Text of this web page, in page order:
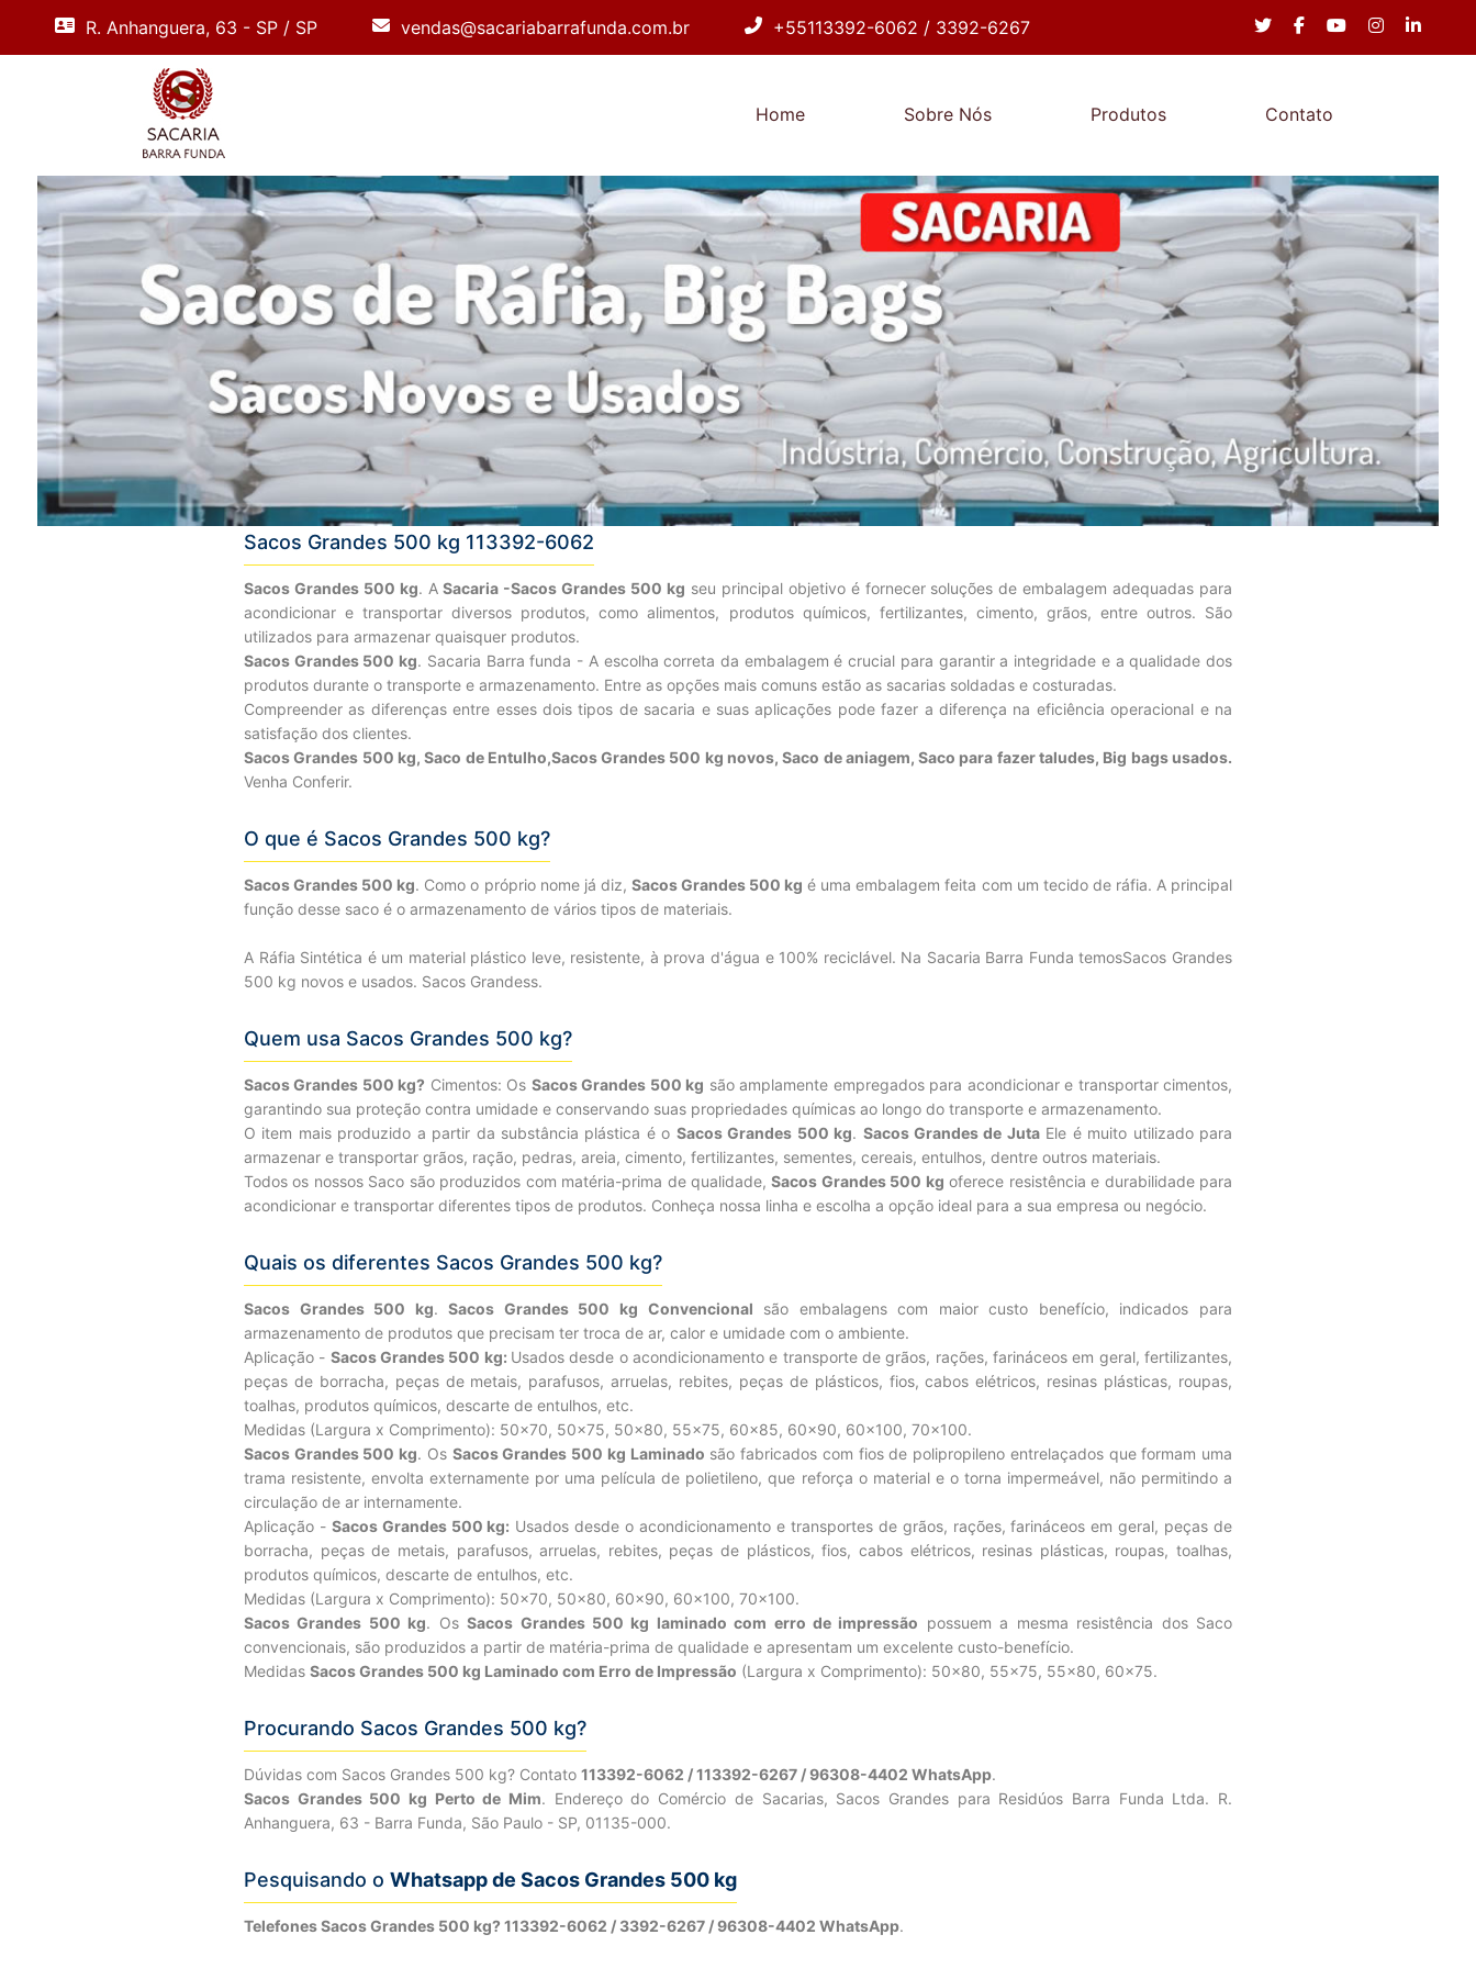
R. Anhanguera, 63 - SP / SP vendas@sacariabarrafunda.com.br +55113392-6062 / 3392-6267
Home Sobre Nós Produtos Contato
Sacos Grandes 500 kg 113392-6062
Sacos Grandes 500 kg. ASacaria -Sacos Grandes 500 kg seu principal objetivo é fornecer soluções de embalagem adequadas para
acondicionar e transportar diversos produtos, como alimentos, produtos químicos, fertilizantes, cimento, grãos, entre outros. São
utilizados para armazenar quaisquer produtos.
Sacos Grandes 500 kg. Sacaria Barra funda - A escolha correta da embalagem é crucial para garantir a integridade e a qualidade dos
produtos durante o transporte e armazenamento. Entre as opções mais comuns estão as sacarias soldadas e costuradas.
Compreender as diferenças entre esses dois tipos de sacaria e suas aplicações pode fazer a diferença na eficiência operacional e na
satisfação dos clientes.
Sacos Grandes 500 kg, Saco de Entulho,Sacos Grandes 500 kg novos, Saco de aniagem, Saco para fazer taludes, Big bags usados.
Venha Conferir.
O que é Sacos Grandes 500 kg?
Sacos Grandes 500 kg. Como o próprio nome já diz, Sacos Grandes 500 kg é uma embalagem feita com um tecido de ráfia. A principal
função desse saco é o armazenamento de vários tipos de materiais.
A Ráfia Sintética é um material plástico leve, resistente, à prova d'água e 100% reciclável. Na Sacaria Barra Funda temosSacos Grandes
500 kg novos e usados. Sacos Grandess.
Quem usa Sacos Grandes 500 kg?
Sacos Grandes 500 kg? Cimentos: Os Sacos Grandes 500 kg são amplamente empregados para acondicionar e transportar cimentos,
garantindo sua proteção contra umidade e conservando suas propriedades químicas ao longo do transporte e armazenamento.
O item mais produzido a partir da substância plástica é o Sacos Grandes 500 kg. Sacos Grandes de JutaEle é muito utilizado para
armazenar e transportar grãos, ração, pedras, areia, cimento, fertilizantes, sementes, cereais, entulhos, dentre outros materiais.
Todos os nossos Saco são produzidos com matéria-prima de qualidade,Sacos Grandes 500 kg oferece resistência e durabilidade para
acondicionar e transportar diferentes tipos de produtos. Conheça nossa linha e escolha a opção ideal para a sua empresa ou negócio.
Quais os diferentes Sacos Grandes 500 kg?
Sacos Grandes 500 kg.Sacos Grandes 500 kg Convencional são embalagens com maior custo benefício, indicados para
armazenamento de produtos que precisam ter troca de ar, calor e umidade com o ambiente.
Aplicação - Sacos Grandes 500 kg: Usados desde o acondicionamento e transporte de grãos, rações, farináceos em geral, fertilizantes,
peças de borracha, peças de metais, parafusos, arruelas, rebites, peças de plásticos, fios, cabos elétricos, resinas plásticas, roupas,
toalhas, produtos químicos, descarte de entulhos, etc.
Medidas (Largura x Comprimento): 50×70, 50×75, 50×80, 55×75, 60×85, 60×90, 60×100, 70×100.
Sacos Grandes 500 kg. Os Sacos Grandes 500 kg Laminado são fabricados com fios de polipropileno entrelaçados que formam uma
trama resistente, envolta externamente por uma película de polietileno, que reforça o material e o torna impermeável, não permitindo a
circulação de ar internamente.
Aplicação - Sacos Grandes 500 kg: Usados desde o acondicionamento e transportes de grãos, rações, farináceos em geral, peças de
borracha, peças de metais, parafusos, arruelas, rebites, peças de plásticos, fios, cabos elétricos, resinas plásticas, roupas, toalhas,
produtos químicos, descarte de entulhos, etc.
Medidas (Largura x Comprimento): 50×70, 50×80, 60×90, 60×100, 70×100.
Sacos Grandes 500 kg. OsSacos Grandes 500 kg laminado com erro de impressão possuem a mesma resistência dos Saco
convencionais, são produzidos a partir de matéria-prima de qualidade e apresentam um excelente custo-benefício.
Medidas Sacos Grandes 500 kg Laminado com Erro de Impressão (Largura x Comprimento): 50×80, 55×75, 55×80, 60×75.
Procurando Sacos Grandes 500 kg?
Dúvidas com Sacos Grandes 500 kg? Contato 113392-6062 / 113392-6267 / 96308-4402 WhatsApp.
Sacos Grandes 500 kg Perto de Mim. Endereço do Comércio de Sacarias, Sacos Grandes para Residúos Barra Funda Ltda. R.
Anhanguera, 63 - Barra Funda, São Paulo - SP, 01135-000.
Pesquisando o Whatsapp de Sacos Grandes 500 kg
Telefones Sacos Grandes 500 kg? 113392-6062 / 3392-6267 / 96308-4402 WhatsApp.